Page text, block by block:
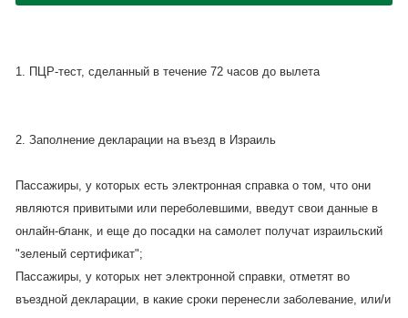
1. ПЦР-тест, сделанный в течение 72 часов до вылета
2. Заполнение декларации на въезд в Израиль
Пассажиры, у которых есть электронная справка о том, что они
являются привитыми или переболевшими, введут свои данные в
онлайн-бланк, и еще до посадки на самолет получат израильский
"зеленый сертификат";
Пассажиры, у которых нет электронной справки, отметят во
въездной декларации, в какие сроки перенесли заболевание, или/и